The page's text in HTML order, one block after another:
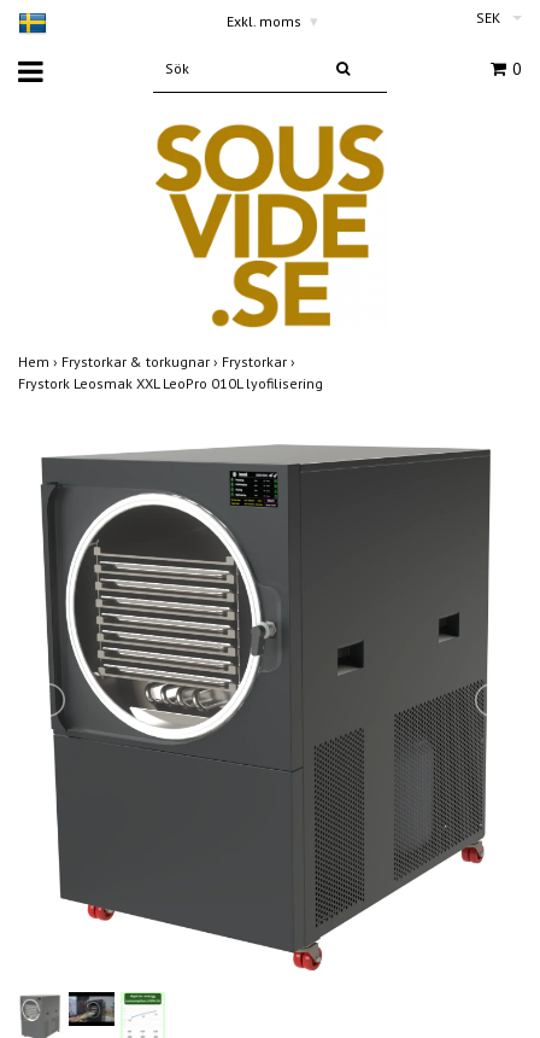
Exkl. moms ▾ SEK
0
Hem › Frystorkar & torkugnar › Frystorkar ›
Frystork Leosmak XXL LeoPro 010L lyofilisering